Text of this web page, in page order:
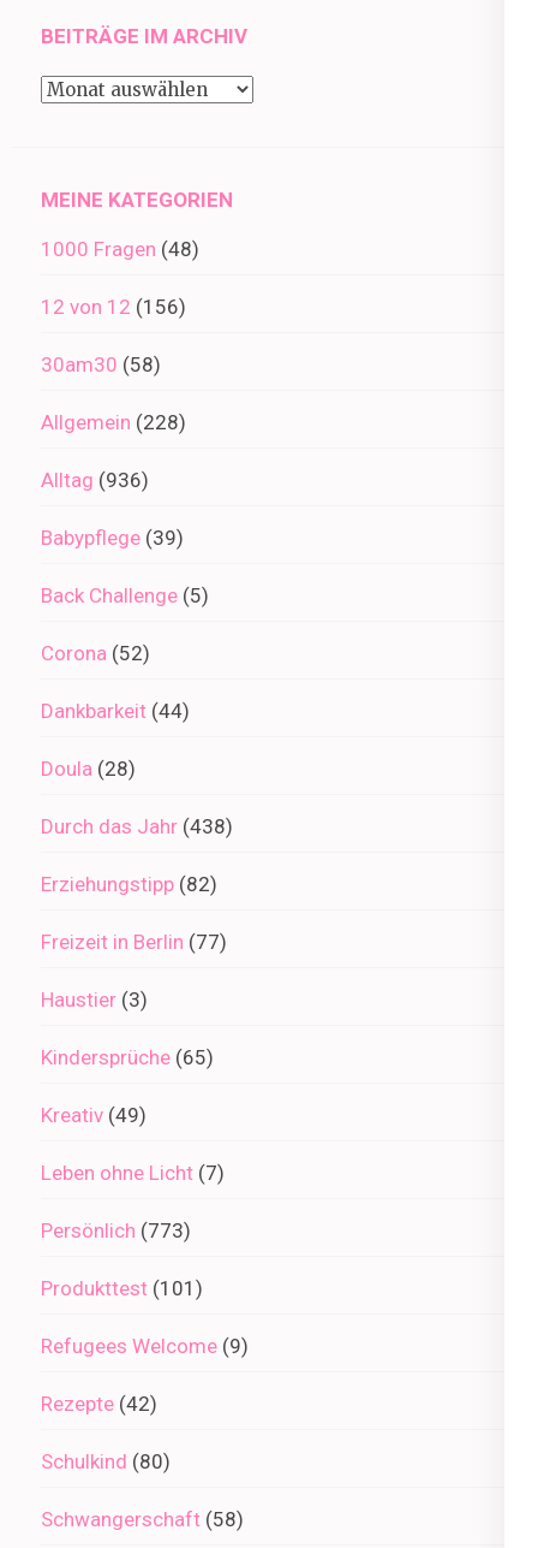
BEITRÄGE IM ARCHIV
Beiträge
MEINE KATEGORIEN
1000 Fragen (48)
12 von 12 (156)
30am30 (58)
Allgemein (228)
Alltag (936)
Babypflege (39)
Back Challenge (5)
Corona (52)
Dankbarkeit (44)
Doula (28)
Durch das Jahr (438)
Erziehungstipp (82)
Freizeit in Berlin (77)
Haustier (3)
Kindersprüche (65)
Kreativ (49)
Leben ohne Licht (7)
Persönlich (773)
Produkttest (101)
Refugees Welcome (9)
Rezepte (42)
Schulkind (80)
Schwangerschaft (58)